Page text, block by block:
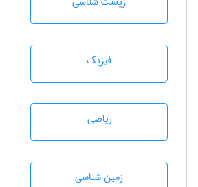
فیزیک
رياضی
زمين شناسی